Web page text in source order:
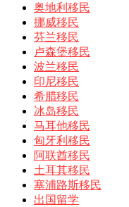
奥地利移民
挪威移民
芬兰移民
卢森堡移民
波兰移民
印尼移民
希腊移民
冰岛移民
马耳他移民
匈牙利移民
阿联酋移民
土耳其移民
塞浦路斯移民
出国留学